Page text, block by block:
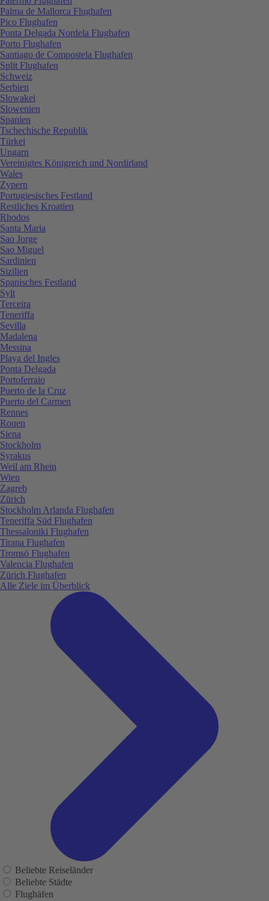
Palma de Mallorca Flughafen
Pico Flughafen
Ponta Delgada Nordela Flughafen
Porto Flughafen
Santiago de Compostela Flughafen
Split Flughafen
Schweiz
Serbien
Slowakei
Slowenien
Spanien
Tschechische Republik
Türkei
Ungarn
Vereinigtes Königreich und Nordirland
Wales
Zypern
Portugiesisches Festland
Restliches Kroatien
Rhodos
Santa Maria
Sao Jorge
Sao Miguel
Sardinien
Sizilien
Spanisches Festland
Sylt
Terceira
Teneriffa
Sevilla
Madalena
Messina
Playa del Ingles
Ponta Delgada
Portoferraio
Puerto de la Cruz
Puerto del Carmen
Rennes
Rouen
Siena
Stockholm
Syrakus
Weil am Rhein
Wien
Zagreb
Zürich
Stockholm Arlanda Flughafen
Teneriffa Süd Flughafen
Thessaloniki Flughafen
Tirana Flughafen
Tromsö Flughafen
Valencia Flughafen
Zürich Flughafen
Alle Ziele im Überblick
Beliebte Reiseländer
Beliebte Städte
Flughäfen